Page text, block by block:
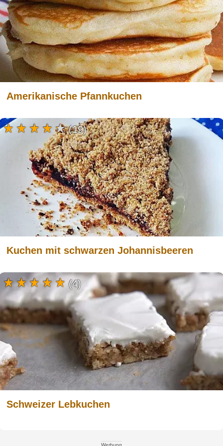
Amerikanische Pfannkuchen
Kuchen mit schwarzen Johannisbeeren
(19)
Schweizer Lebkuchen
(4)
Werbung